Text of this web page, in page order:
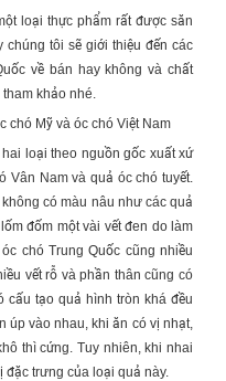
loại thực phẩm rất được săn
chúng tôi sẽ giới thiệu đến các
về bán hay không và chất
khảo nhé.
chó Mỹ và óc chó Việt Nam
loại theo nguồn gốc xuất xứ
Vân Nam và quả óc chó tuyết.
có màu nâu như các quả
đốm một vài vết đen do làm
chó Trung Quốc cũng nhiều
vết rỗ và phần thân cũng có
cấu tạo quả hình tròn khá đều
úp vào nhau, khi ăn có vị nhạt,
thì cứng. Tuy nhiên, khi nhai
đặc trưng của loại quả này.